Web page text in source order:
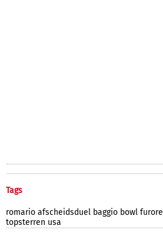
Tags
romario afscheidsduel baggio bowl furore
topsterren usa